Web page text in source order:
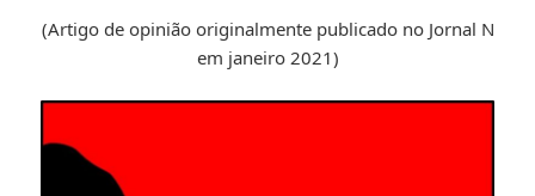
(Artigo de opinião originalmente publicado no Jornal N
em janeiro 2021)